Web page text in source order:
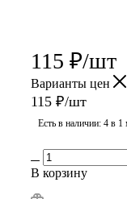
115 ₽/шт
Варианты цен
115 ₽/шт
Есть в наличии: 4 в 1
В корзину